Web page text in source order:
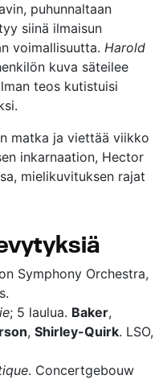
puhunnaltaan
siinä ilmaisun
voimallisuutta. Harold
kuva säteilee
teos kutistuisi
matka ja viettää viikko
inkarnaation, Hector
mielikuvituksen rajat
Symphony Orchestra,
; 5 laulua. Baker,
, Shirley-Quirk. LSO,
. Concertgebouw